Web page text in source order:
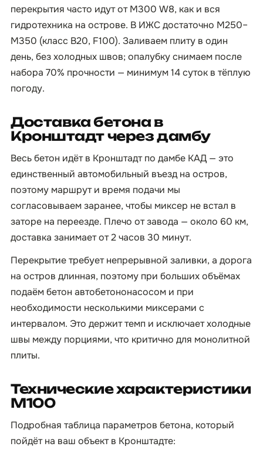
перекрытия часто идут от М300 W8, как и вся
гидротехника на острове. В ИЖС достаточно М250–
М350 (класс B20, F100). Заливаем плиту в один
день, без холодных швов; опалубку снимаем после
набора 70% прочности — минимум 14 суток в тёплую
погоду.
Доставка бетона в
Кронштадт через дамбу
Весь бетон идёт в Кронштадт по дамбе КАД — это
единственный автомобильный въезд на остров,
поэтому маршрут и время подачи мы
согласовываем заранее, чтобы миксер не встал в
заторе на переезде. Плечо от завода — около 60 км,
доставка занимает от 2 часов 30 минут.
Перекрытие требует непрерывной заливки, а дорога
на остров длинная, поэтому при больших объёмах
подаём бетон автобетононасосом и при
необходимости несколькими миксерами с
интервалом. Это держит темп и исключает холодные
швы между порциями, что критично для монолитной
плиты.
Технические характеристики
М100
Подробная таблица параметров бетона, который
пойдёт на ваш объект в Кронштадте: